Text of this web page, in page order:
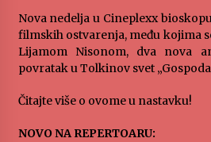
„Караван
3 months ago
3 months ago
Nova nedelja u Cineplexx
filmskih ostvarenja, među kojima
Lijamom Nisonom, dva nova
povratak u Tolkinov svet
Čitajte više o ovome u nastavku!
NOVO NA REPERTOARU: